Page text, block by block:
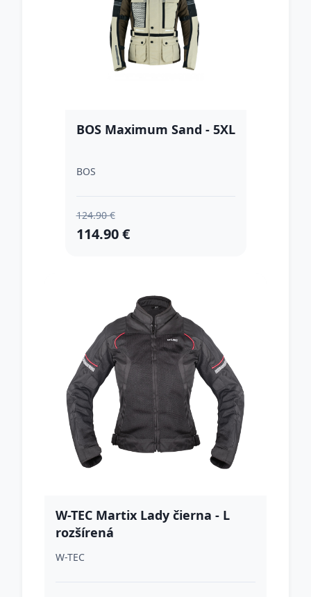
BOS Maximum Sand - 5XL
BOS
124.90 €
114.90 €
W-TEC Martix Lady čierna - L
rozšírená
W-TEC